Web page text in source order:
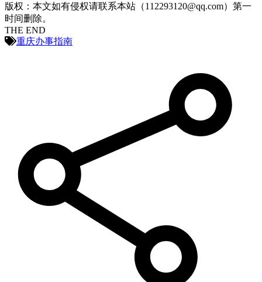
版权：本文如有侵权请联系本站（112293120@qq.com）第一
时间删除。
THE END
重庆办事指南